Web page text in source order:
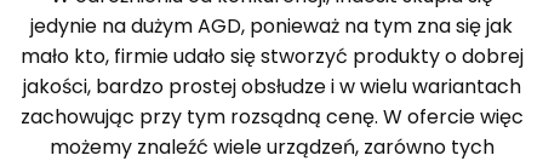
jedynie na dużym AGD, ponieważ na tym zna się jak
mało kto, firmie udało się stworzyć produkty o dobrej
jakości, bardzo prostej obsłudze i w wielu wariantach
zachowując przy tym rozsądną cenę. W ofercie więc
możemy znaleźć wiele urządzeń, zarówno tych